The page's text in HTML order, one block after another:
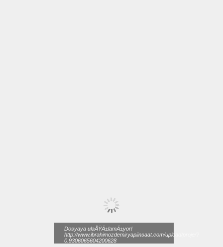
Dosyaya ulaÅŸÄ±lamÄ±yor!
http://www.ibrahimozdemiryapiinsaat.com/upload/proje/?
0.9306065604200628